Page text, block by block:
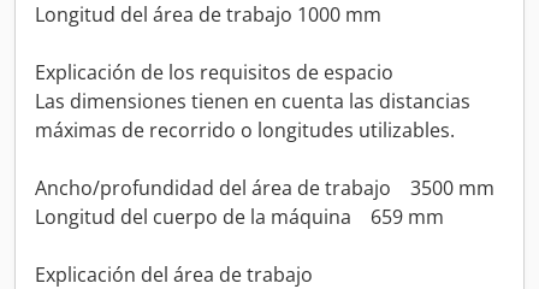
Longitud del área de trabajo 1000 mm
Explicación de los requisitos de espacio
Las dimensiones tienen en cuenta las distancias
máximas de recorrido o longitudes utilizables.
Ancho/profundidad del área de trabajo 3500 mm
Longitud del cuerpo de la máquina 659 mm
Explicación del área de trabajo